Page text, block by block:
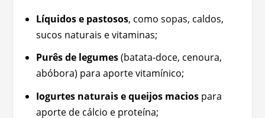
Líquidos e pastosos, como sopas, caldos,
sucos naturais e vitaminas;
Purês de legumes(batata-doce, cenoura,
abóbora) para aporte vitamínico;
Iogurtes naturais e queijos maciospara
aporte de cálcio e proteína;